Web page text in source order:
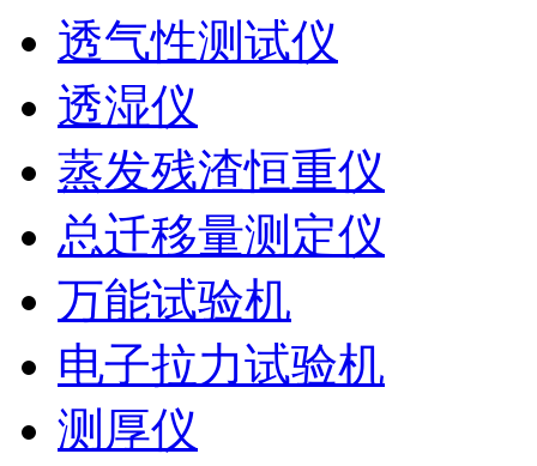
透气性测试仪
透湿仪
蒸发残渣恒重仪
总迁移量测定仪
万能试验机
电子拉力试验机
测厚仪